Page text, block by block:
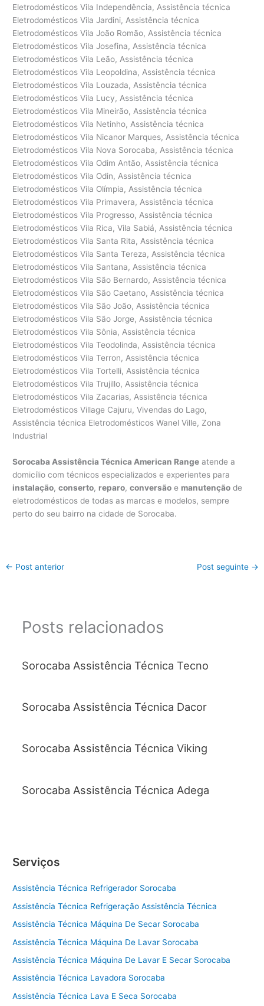
Sorocaba Assistência Técnica American Range atende a
domicílio com técnicos especializados e experientes para
instalação,conserto, reparo,conversão e manutenção de
eletrodomésticos de todas as marcas e modelos, sempre
perto do seu bairro na cidade de Sorocaba.
← Post anterior Post seguinte →
Posts relacionados
Sorocaba Assistência Técnica Tecno
Sorocaba Assistência Técnica Dacor
Sorocaba Assistência Técnica Viking
Sorocaba Assistência Técnica Adega
Serviços
Assistência Técnica Refrigerador Sorocaba
Assistência Técnica Refrigeração Assistência Técnica
Assistência Técnica Máquina De Secar Sorocaba
Assistência Técnica Máquina De Lavar Sorocaba
Assistência Técnica Máquina De Lavar E Secar Sorocaba
Assistência Técnica Lavadora Sorocaba
Assistência Técnica Lava E Seca Sorocaba